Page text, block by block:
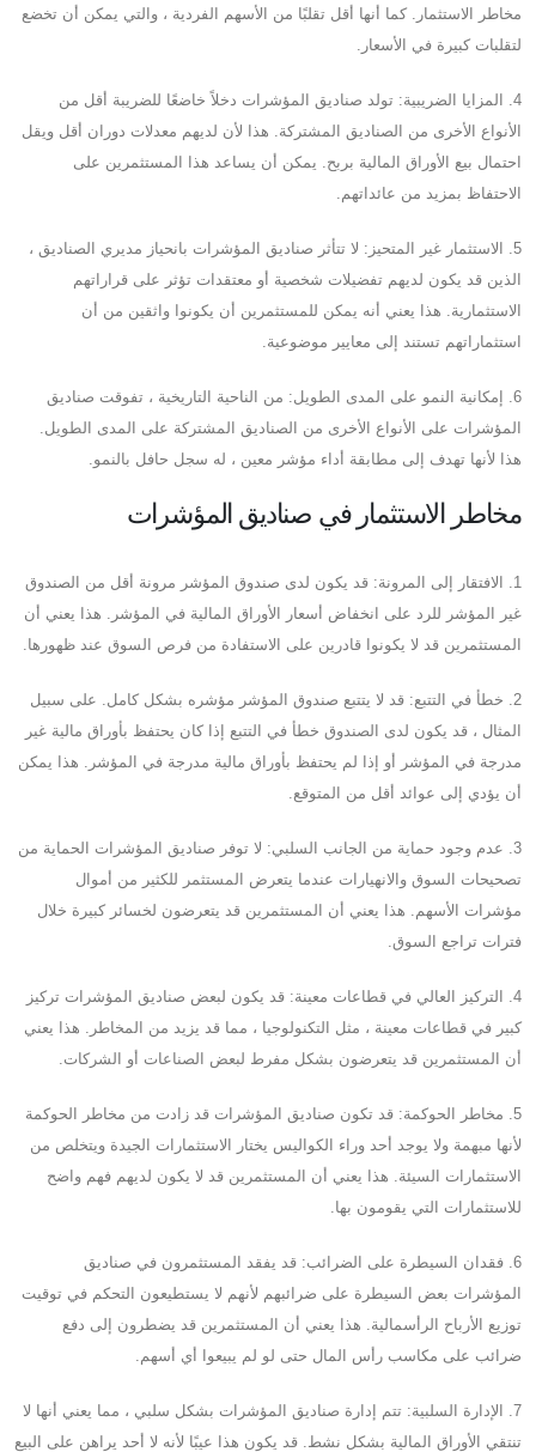
مخاطر الاستثمار. كما أنها أقل تقلبًا من الأسهم الفردية ، والتي يمكن أن تخضع
لتقلبات كبيرة في الأسعار.
4. المزايا الضريبية: تولد صناديق المؤشرات دخلاً خاضعًا للضريبة أقل من
الأنواع الأخرى من الصناديق المشتركة. هذا لأن لديهم معدلات دوران أقل ويقل
احتمال بيع الأوراق المالية بربح. يمكن أن يساعد هذا المستثمرين على
الاحتفاظ بمزيد من عائداتهم.
5. الاستثمار غير المتحيز: لا تتأثر صناديق المؤشرات بانحياز مديري الصناديق ،
الذين قد يكون لديهم تفضيلات شخصية أو معتقدات تؤثر على قراراتهم
الاستثمارية. هذا يعني أنه يمكن للمستثمرين أن يكونوا واثقين من أن
استثماراتهم تستند إلى معايير موضوعية.
6. إمكانية النمو على المدى الطويل: من الناحية التاريخية ، تفوقت صناديق
المؤشرات على الأنواع الأخرى من الصناديق المشتركة على المدى الطويل.
هذا لأنها تهدف إلى مطابقة أداء مؤشر معين ، له سجل حافل بالنمو.
مخاطر الاستثمار في صناديق المؤشرات
1. الافتقار إلى المرونة: قد يكون لدى صندوق المؤشر مرونة أقل من الصندوق
غير المؤشر للرد على انخفاض أسعار الأوراق المالية في المؤشر. هذا يعني أن
المستثمرين قد لا يكونوا قادرين على الاستفادة من فرص السوق عند ظهورها.
2. خطأ في التتبع: قد لا يتتبع صندوق المؤشر مؤشره بشكل كامل. على سبيل
المثال ، قد يكون لدى الصندوق خطأ في التتبع إذا كان يحتفظ بأوراق مالية غير
مدرجة في المؤشر أو إذا لم يحتفظ بأوراق مالية مدرجة في المؤشر. هذا يمكن
أن يؤدي إلى عوائد أقل من المتوقع.
3. عدم وجود حماية من الجانب السلبي: لا توفر صناديق المؤشرات الحماية من
تصحيحات السوق والانهيارات عندما يتعرض المستثمر للكثير من أموال
مؤشرات الأسهم. هذا يعني أن المستثمرين قد يتعرضون لخسائر كبيرة خلال
فترات تراجع السوق.
4. التركيز العالي في قطاعات معينة: قد يكون لبعض صناديق المؤشرات تركيز
كبير في قطاعات معينة ، مثل التكنولوجيا ، مما قد يزيد من المخاطر. هذا يعني
أن المستثمرين قد يتعرضون بشكل مفرط لبعض الصناعات أو الشركات.
5. مخاطر الحوكمة: قد تكون صناديق المؤشرات قد زادت من مخاطر الحوكمة
لأنها مبهمة ولا يوجد أحد وراء الكواليس يختار الاستثمارات الجيدة ويتخلص من
الاستثمارات السيئة. هذا يعني أن المستثمرين قد لا يكون لديهم فهم واضح
للاستثمارات التي يقومون بها.
6. فقدان السيطرة على الضرائب: قد يفقد المستثمرون في صناديق
المؤشرات بعض السيطرة على ضرائبهم لأنهم لا يستطيعون التحكم في توقيت
توزيع الأرباح الرأسمالية. هذا يعني أن المستثمرين قد يضطرون إلى دفع
ضرائب على مكاسب رأس المال حتى لو لم يبيعوا أي أسهم.
7. الإدارة السلبية: تتم إدارة صناديق المؤشرات بشكل سلبي ، مما يعني أنها لا
تنتقي الأوراق المالية بشكل نشط. قد يكون هذا عيبًا لأنه لا أحد يراهن على البيع